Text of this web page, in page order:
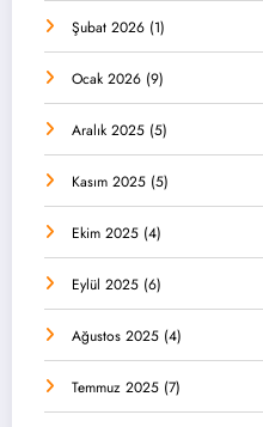
Şubat 2026 (1)
Ocak 2026 (9)
Aralık 2025 (5)
Kasım 2025 (5)
Ekim 2025 (4)
Eylül 2025 (6)
Ağustos 2025 (4)
Temmuz 2025 (7)